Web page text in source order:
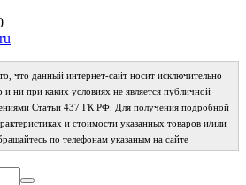
что данный интернет-сайт носит исключительно
ни при каких условиях не является публичной
Статьи 437 ГК РФ. Для получения подробной
и стоимости указанных товаров и/или
по телефонам указаным на сайте